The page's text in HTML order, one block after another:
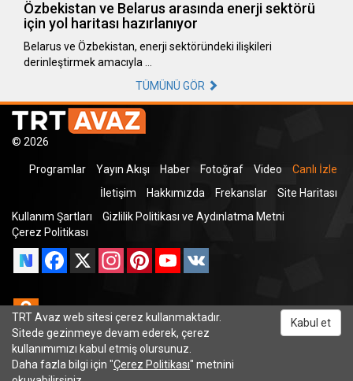
Özbekistan ve Belarus arasında enerji sektörü
için yol haritası hazırlanıyor
Belarus ve Özbekistan, enerji sektöründeki ilişkileri
derinleştirmek amacıyla …
TÜMÜNÜ GÖR
© 2026
Programlar Yayın Akışı Haber Fotoğraf Video
Canlı İzle
İletişim
Hakkımızda Frekanslar
Site Haritası
Kullanım Şartları
Gizlilik Politikası ve Aydınlatma Metni
Çerez Politikası
Facebook
X InstagramPinterestYouTube
Odnoklassniki
TRT Avaz web sitesi çerez kullanmaktadır.
Sitede gezinmeye devam ederek, çerez
kullanımımızı kabul etmiş olursunuz.
Daha fazla bilgi için "Çerez Politikası" metnini
Kabul et